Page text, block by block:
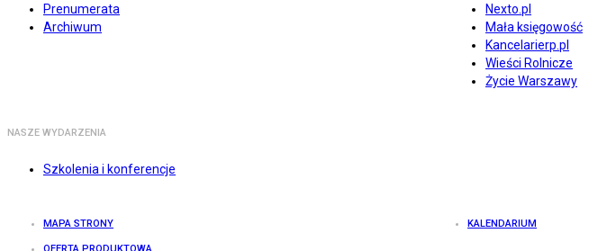
Prenumerata
Archiwum
Nexto.pl
Mała księgowość
Kancelarierp.pl
Wieści Rolnicze
Życie Warszawy
NASZE WYDARZENIA
Szkolenia i konferencje
MAPA STRONY KALENDARIUM